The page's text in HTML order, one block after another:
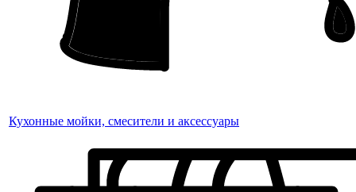
Кухонные мойки, смесители и аксессуары